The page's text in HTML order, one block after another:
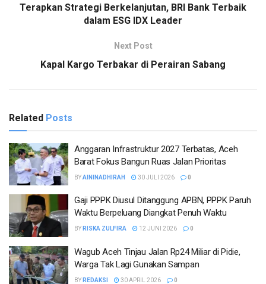
Terapkan Strategi Berkelanjutan, BRI Bank Terbaik
dalam ESG IDX Leader
Next Post
Kapal Kargo Terbakar di Perairan Sabang
Related Posts
Anggaran Infrastruktur 2027 Terbatas, Aceh
Barat Fokus Bangun Ruas Jalan Prioritas
BYAININADHIRAH 30 JULI 2026 0
Gaji PPPK Diusul Ditanggung APBN, PPPK Paruh
Waktu Berpeluang Diangkat Penuh Waktu
BY RISKA ZULFIRA 12 JUNI 2026 0
Wagub Aceh Tinjau Jalan Rp24 Miliar di Pidie,
Warga Tak Lagi Gunakan Sampan
BY REDAKSI 30 APRIL 2026 0